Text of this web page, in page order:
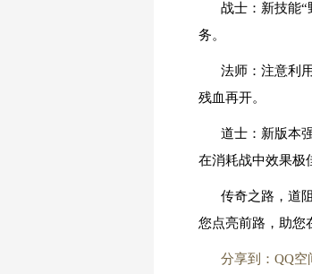
战士：新技能
务。
法师：注意利
残血再开。
道士：新版本
在消耗战中效果极
传奇之路，道
您点亮前路，助您
分享到： QQ空